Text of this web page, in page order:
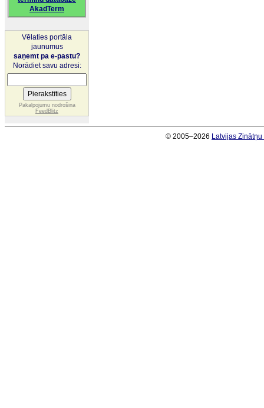
AkadTerm
Vēlaties portāla
jaunumus
saņemt pa e-pastu?
Norādiet savu adresi:
Pakalpojumu nodrošina
FeedBlitz
© 2005–2026 Latvijas